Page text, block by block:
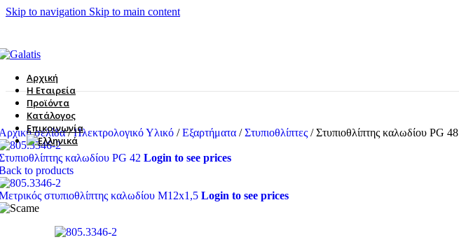
Skip to navigation Skip to main content
Αρχική
Η Εταιρεία
Προϊόντα
Κατάλογος
Επικοινωνία
σελίδα/ Ηλεκτρολογικό Υλικό / Εξαρτήματα / Στυπιοθλίπτες / Στυπιοθλίπτης καλωδίου PG 48
καλωδίου PG 42 Login to see prices
to products
στυπιοθλίπτης καλωδίου Μ12x1,5 Login to see prices